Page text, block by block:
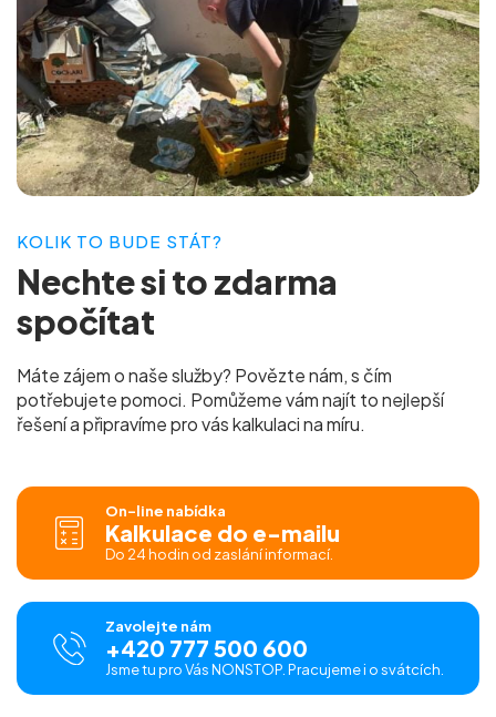
KOLIK TO BUDE STÁT?
Nechte si tozdarma
spočítat
Máte zájem o naše služby? Povězte nám, s čím
potřebujete pomoci. Pomůžeme vám najít to nejlepší
řešení a připravíme pro váskalkulaci na míru.
On-line nabídka
Kalkulace do e-mailu
Do 24 hodin od zaslání informací.
Zavolejte nám
+420 777 500 600
Jsme tu pro Vás NONSTOP. Pracujeme i o svátcích.